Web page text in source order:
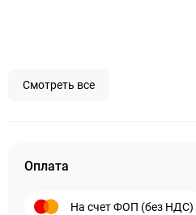
Смотреть все
Оплата
На счет ФОП (без НДС)